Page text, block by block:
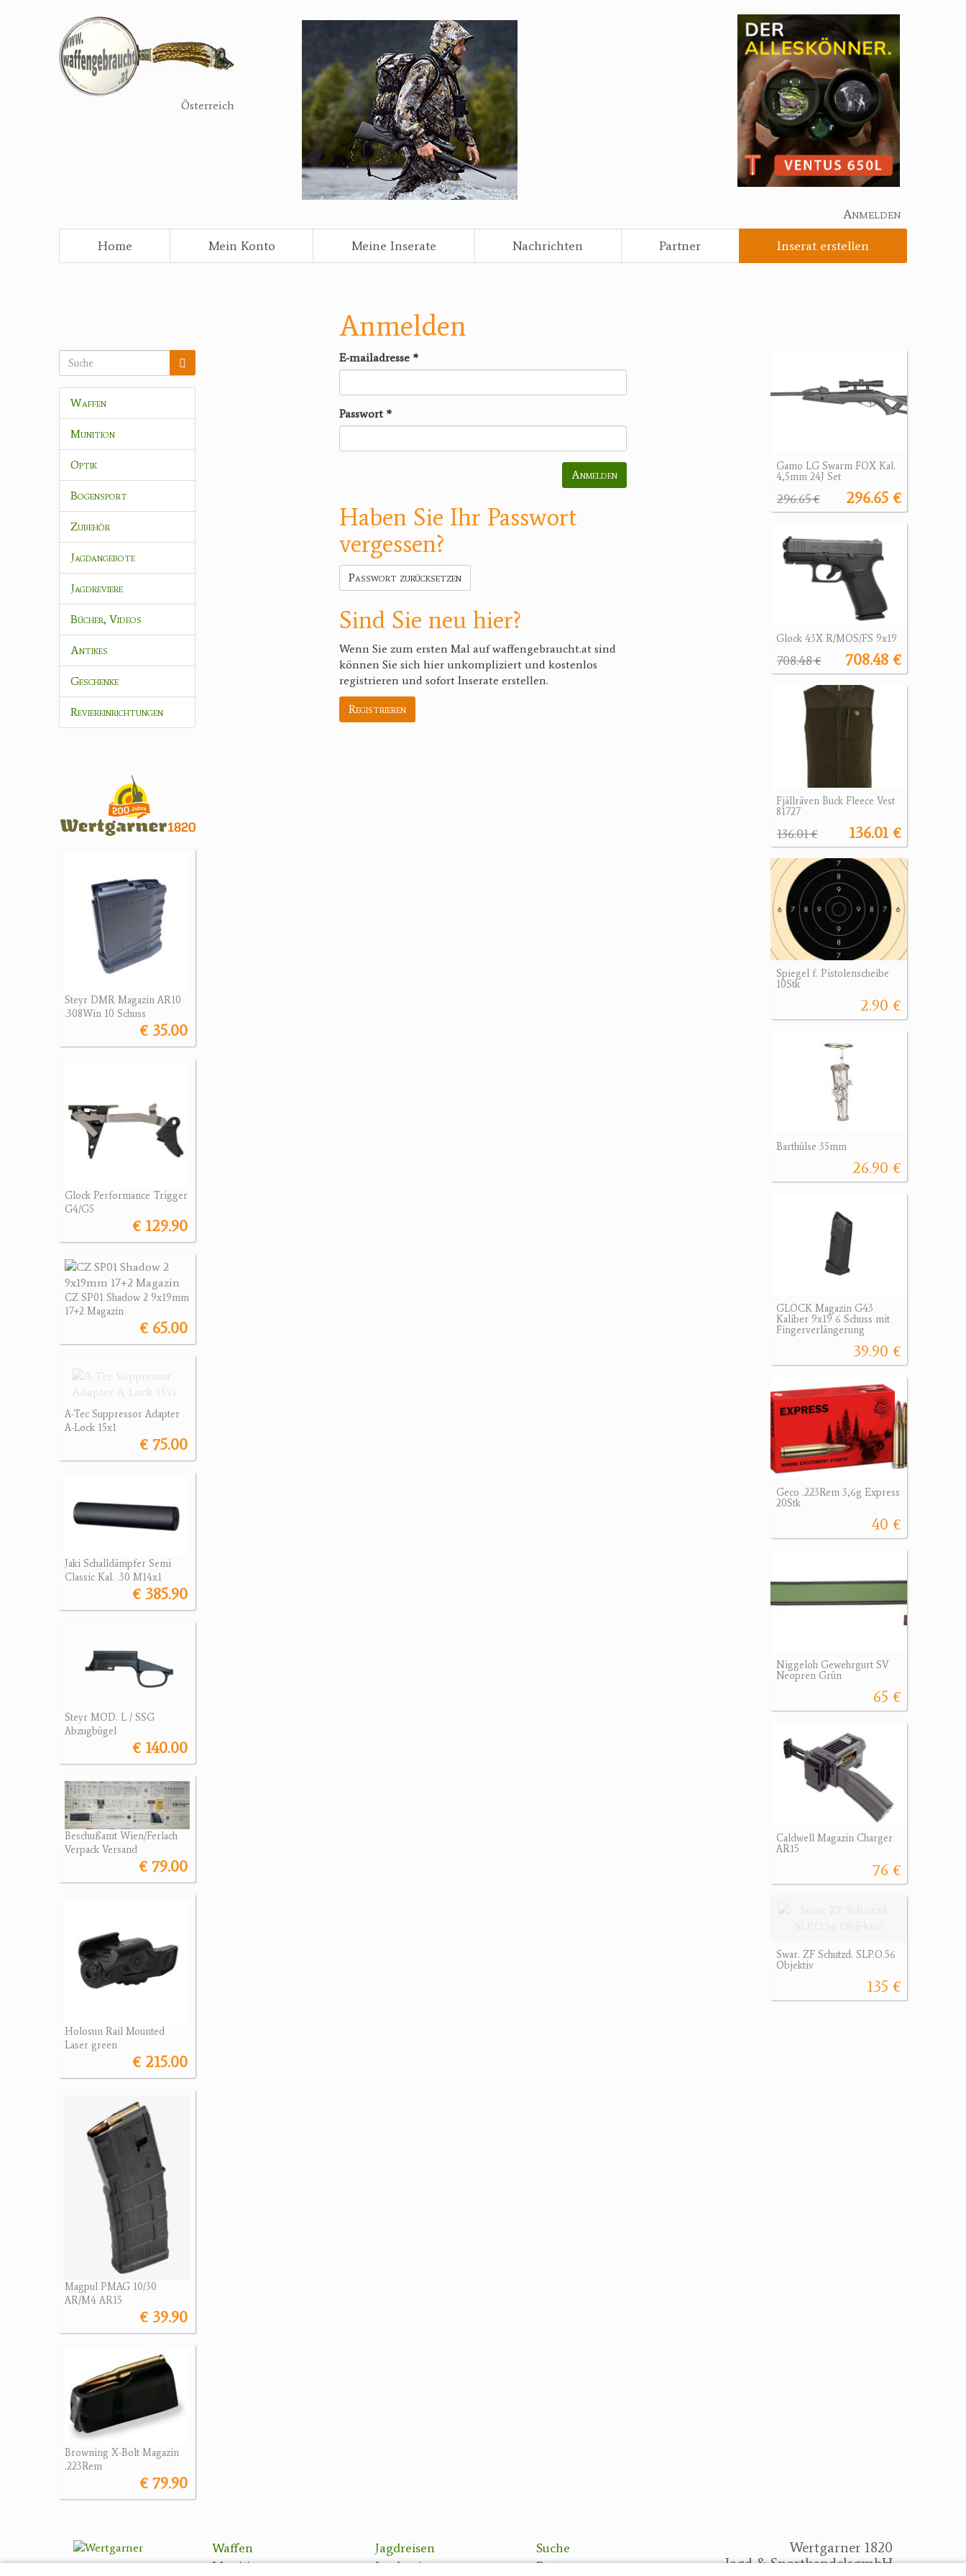
Österreich
Anmelden
Home
Mein Konto Meine Inserate Nachrichten Partner Inserat erstellen
Waffen
Munition
Optik
Bogensport
Zubehör
Jagdangebote
Jagdreviere
Bücher, Videos
Antikes
Geschenke
Reviereinrichtungen
Steyr DMR Magazin AR10
.308Win 10 Schuss
€ 35.00
Glock Performance Trigger
G4/G5
€ 129.90
CZ SP01 Shadow 2 9x19mm
17+2 Magazin
€ 65.00
A-Tec Suppressor Adapter
A-Lock 15x1
€ 75.00
Jaki Schalldämpfer Semi
Classic Kal. .30 M14x1
€ 385.90
Steyr MOD. L / SSG
Abzugbügel
€ 140.00
Beschußamt Wien/Ferlach
Verpack Versand
€ 79.00
Holosun Rail Mounted
Laser green
€ 215.00
Magpul PMAG 10/30
AR/M4 AR15
€ 39.90
Browning X-Bolt Magazin
.223Rem
€ 79.90
Anmelden
E-mailadresse *
Passwort *
Anmelden
Haben Sie Ihr Passwort
vergessen?
Passwort zurücksetzen
Sind Sie neu hier?
Wenn Sie zum ersten Mal auf waffengebraucht.at sind
können Sie sich hier unkompliziert und kostenlos
registrieren und sofort Inserate erstellen.
Registrieren
Gamo LG Swarm FOX Kal.
4,5mm 24J Set
296.65 €
296.65 €
Glock 43X R/MOS/FS 9x19
708.48 €
708.48 €
Fjällräven Buck Fleece Vest
81727
136.01 €
136.01 €
Spiegel f. Pistolenscheibe
10Stk
2.90 €
Barthülse 35mm
26.90 €
GLOCK Magazin G43
Kaliber 9x19 6 Schuss mit
Fingerverlängerung
39.90 €
Geco .223Rem 3,6g Express
20Stk
40 €
Niggeloh Gewehrgurt SV
Neopren Grün
65 €
Caldwell Magazin Charger
AR15
76 €
Swar. ZF Schutzd. SLP.O.56
Objektiv
135 €
Waffen
Munition
Jagdreisen
Jagdreviere
Suche
Partner
Wertgarner 1820
Jagd & SporthandelsgmbH